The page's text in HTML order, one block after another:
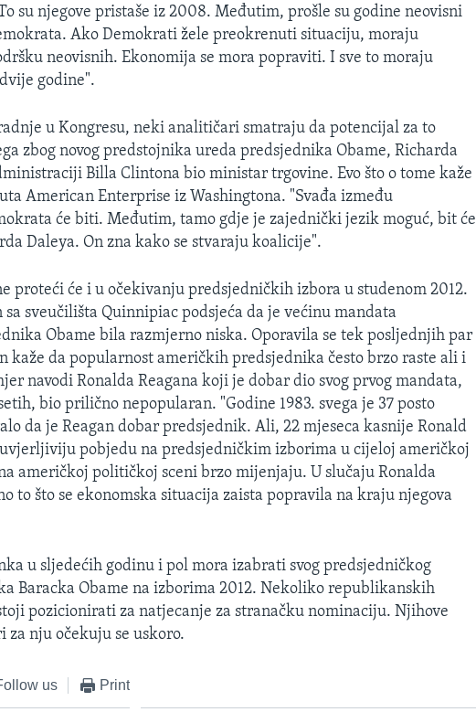
su njegove pristaše iz 2008. Međutim, prošle su godine neovisni
Ako Demokrati žele preokrenuti situaciju, moraju
neovisnih. Ekonomija se mora popraviti. I sve to moraju
godine".
u Kongresu, neki analitičari smatraju da potencijal za to
zbog novog predstojnika ureda predsjednika Obame, Richarda
Billa Clintona bio ministar trgovine. Evo što o tome kaže
American Enterprise iz Washingtona. "Svađa između
će biti. Međutim, tamo gdje je zajednički jezik moguć, bit će
Daleya. On zna kako se stvaraju koalicije".
proteći će i u očekivanju predsjedničkih izbora u studenom 2012.
sa sveučilišta Quinnipiac podsjeća da je većinu mandata
Obame bila razmjerno niska. Oporavila se tek posljednjih par
kaže da popularnost američkih predsjednika često brzo raste ali i
navodi Ronalda Reagana koji je dobar dio svog prvog mandata,
bio prilično nepopularan. "Godine 1983. svega je 37 posto
da je Reagan dobar predsjednik. Ali, 22 mjeseca kasnije Ronald
pobjedu na predsjedničkim izborima u cijeloj američkoj
američkoj političkoj sceni brzo mijenjaju. U slučaju Ronalda
to što se ekonomska situacija zaista popravila na kraju njegova
u sljedećih godinu i pol mora izabrati svog predsjedničkog
Baracka Obame na izborima 2012. Nekoliko republikanskih
pozicionirati za natjecanje za stranačku nominaciju. Njihove
za nju očekuju se uskoro.
us Print